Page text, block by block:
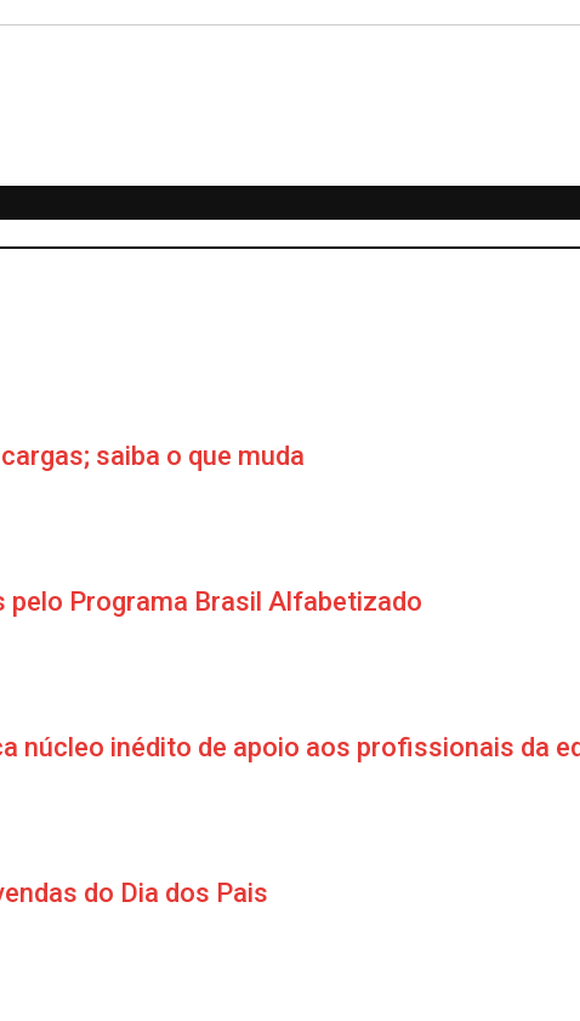
saiba o que muda
Programa Brasil Alfabetizado
núcleo inédito de apoio aos profissionais da
do Dia dos Pais